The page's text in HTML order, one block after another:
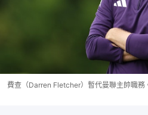
費查（Darren Fletcher）暫代曼聯主帥職務